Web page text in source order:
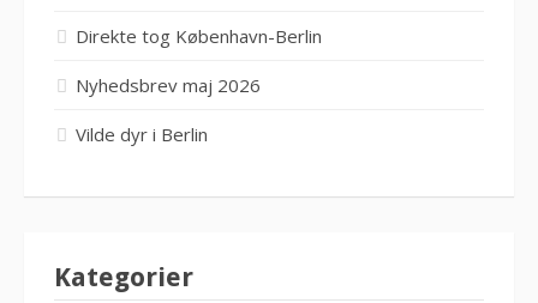
Direkte tog København-Berlin
Nyhedsbrev maj 2026
Vilde dyr i Berlin
Kategorier